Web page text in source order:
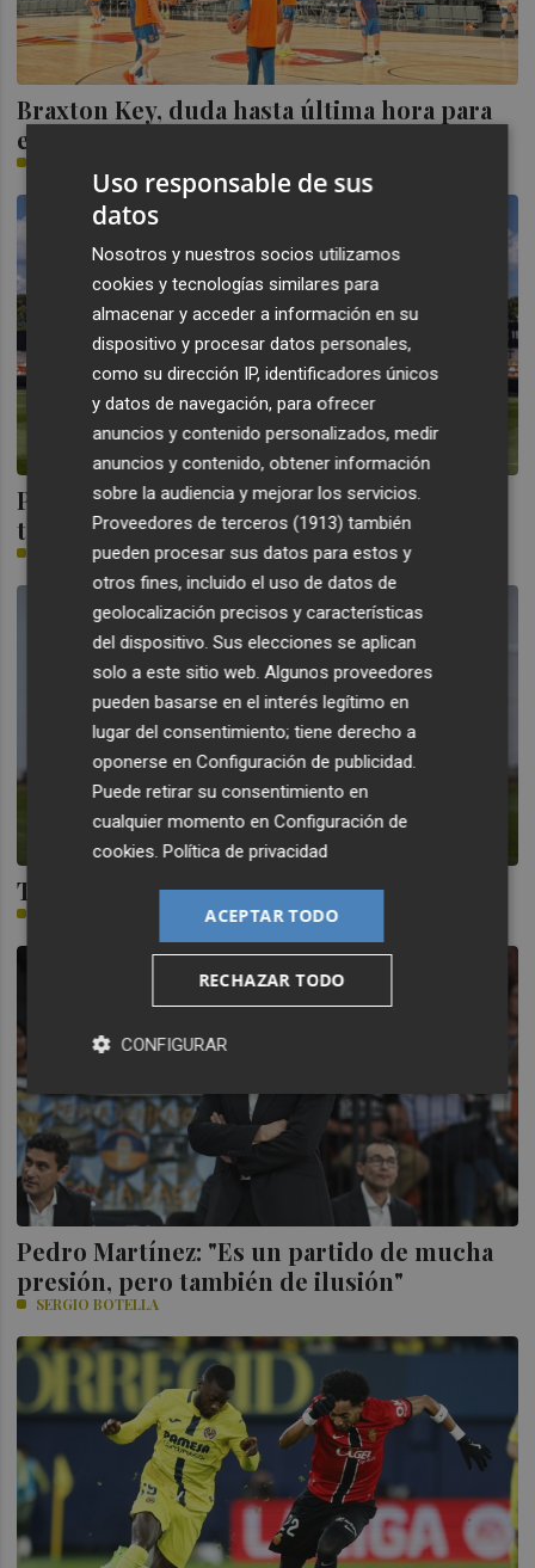
Braxton Key, duda hasta última hora para
el decisivo duelo ante Panathinaikos
Pepelu: “El otro día coincidí con Guido y
también me sentí cómodo"
Thierry completa todo el entrenamiento
Pedro Martínez: "Es un partido de mucha
presión, pero también de ilusión"
SERGIO BOTELLA
Uso responsable de sus
datos
Nosotros y nuestros socios utilizamos
cookies y tecnologías similares para
almacenar y acceder a información en su
dispositivo y procesar datos personales,
como su dirección IP, identificadores únicos
y datos de navegación, para ofrecer
anuncios y contenido personalizados, medir
anuncios y contenido, obtener información
sobre la audiencia y mejorar los servicios.
Proveedores de terceros (1913) también
pueden procesar sus datos para estos y
otros fines, incluido el uso de datos de
geolocalización precisos y características
del dispositivo. Sus elecciones se aplican
solo a este sitio web. Algunos proveedores
pueden basarse en el interés legítimo en
lugar del consentimiento; tiene derecho a
oponerse enConfiguración de publicidad
Puede retirar su consentimiento en
cualquier momento enConfiguración de
cookies .Política de privacidad
ACEPTAR TODO
RECHAZAR TODO
CONFIGURAR